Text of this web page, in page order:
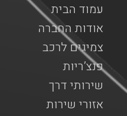
עמוד הבית
אודות החברה
צמיגים לרכב
פנצ’ריות
שירותי דרך
אזורי שירות